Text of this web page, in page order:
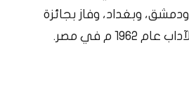
وبغداد، وفاز بجائزة
م في مصر.